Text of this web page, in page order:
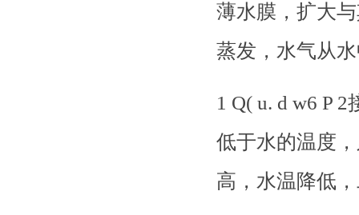
薄水膜，扩大
蒸发，水气从
1 Q( u. d w6 P
低于水的温度
高，水温降低